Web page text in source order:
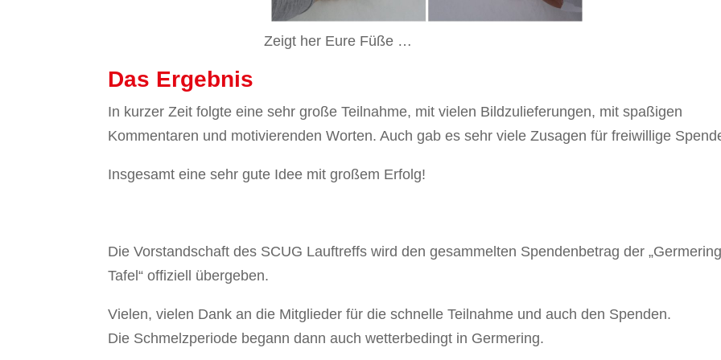
Zeigt her Eure Füße …
Das Ergebnis
In kurzer Zeit folgte eine sehr große Teilnahme, mit vielen Bildzulieferungen, mit spaßigen
Kommentaren und motivierenden Worten. Auch gab es sehr viele Zusagen für freiwillige
Insgesamt eine sehr gute Idee mit großem Erfolg!
Die Vorstandschaft des SCUG Lauftreffs wird den gesammelten Spendenbetrag der
Tafel“ offiziell übergeben.
Vielen, vielen Dank an die Mitglieder für die schnelle Teilnahme und auch den Spenden.
Die Schmelzperiode begann dann auch wetterbedingt in Germering.